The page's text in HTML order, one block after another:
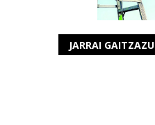
JARRAI GAITZAZU